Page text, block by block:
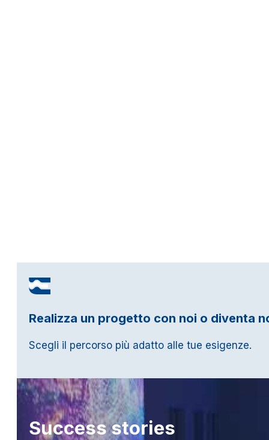
Realizza un progetto con noi o diventa
Scegli il percorso più adatto alle tue esigenze.
Successstories